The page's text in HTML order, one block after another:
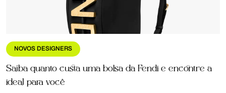
NOVOS DESIGNERS
Saiba quanto custa uma bolsa da Fendi e encontre a
ideal para você